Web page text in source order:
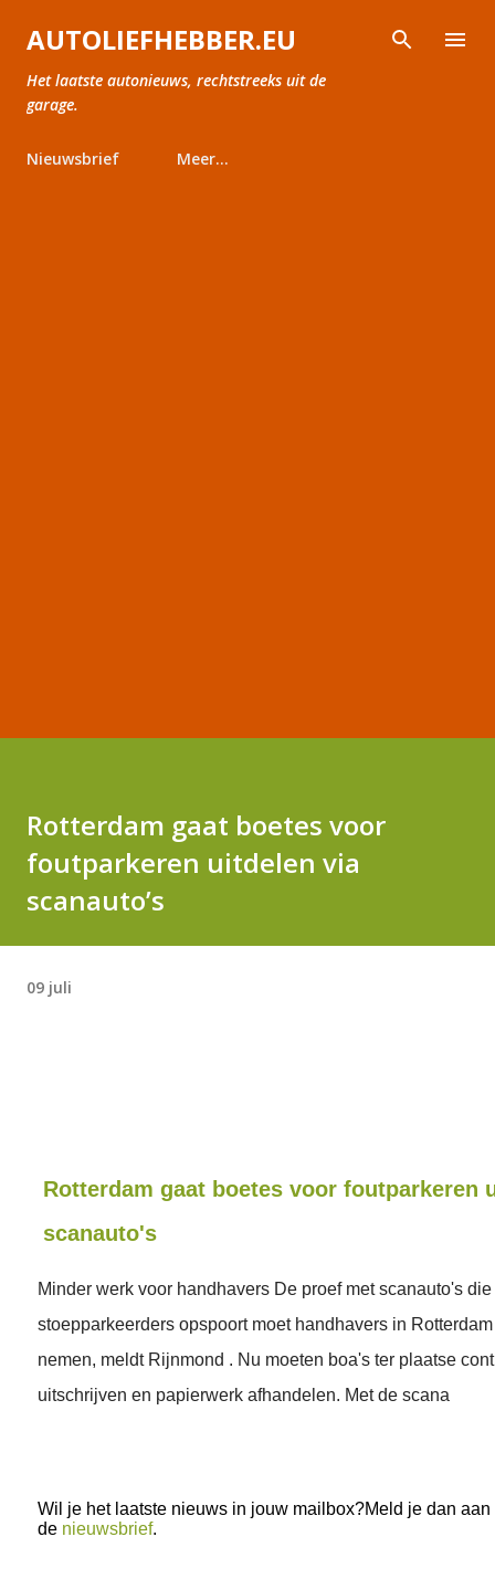
Doorgaan naar hoofdcontent
AUTOLIEFHEBBER.EU
Het laatste autonieuws, rechtstreeks uit de
garage.
Nieuwsbrief Meer…
Rotterdam gaat boetes voor
foutparkeren uitdelen via
scanauto’s
09 juli
Rotterdam gaat boetes voor foutparkeren
scanauto's
Minder werk voor handhavers De proef met scanauto's die
stoepparkeerders opspoort moet handhavers in
nemen, meldt Rijnmond . Nu moeten boa's ter plaatse
uitschrijven en papierwerk afhandelen. Met de scana
Wil je het laatste nieuws in jouw mailbox?Meld je dan aan
de nieuwsbrief.